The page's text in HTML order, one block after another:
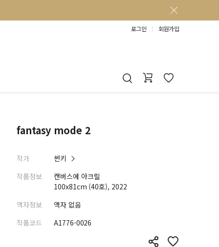
로그인 회원가입
fantasy mode 2
작가
썬키
작품정보
캔버스에 아크릴
100x81cm (40호), 2022
액자정보
액자 없음
작품코드
A1776-0026